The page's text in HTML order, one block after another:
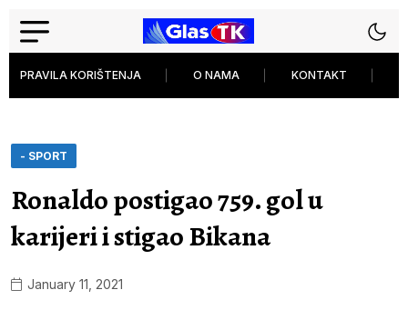
PRAVILA KORIŠTENJA O NAMA KONTAKT
- SPORT
Ronaldo postigao 759. gol u
karijeri i stigao Bikana
January 11, 2021